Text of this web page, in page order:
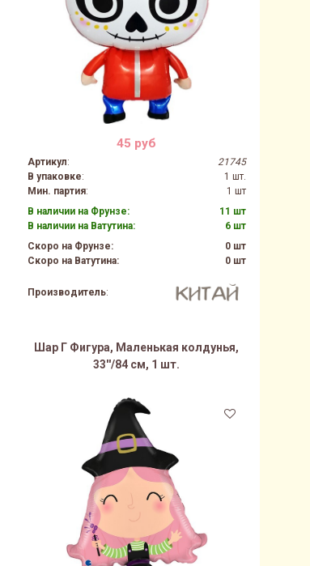
45 руб
Артикул:
21745
В упаковке:
1 шт.
Мин. партия:
1 шт
В наличии на Фрунзе:
11 шт
В наличии на Ватутина:
6 шт
Скоро на Фрунзе:
0 шт
Скоро на Ватутина:
0 шт
Производитель:
Шар Г Фигура, Маленькая колдунья,
33''/84 см, 1 шт.